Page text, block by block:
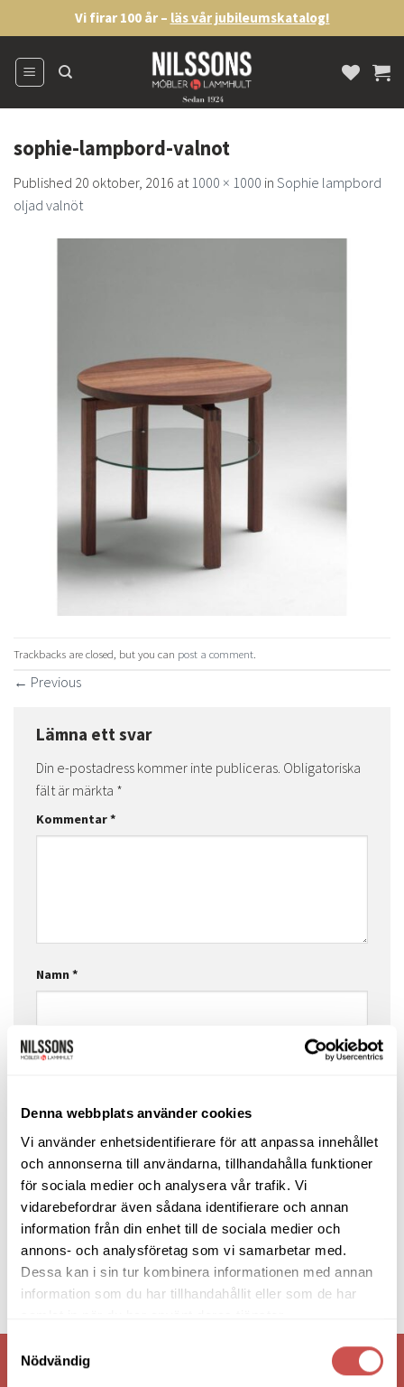
Denna webbplats använder cookies
Vi använder enhetsidentifierare för att anpassa innehållet
och annonserna till användarna, tillhandahålla funktioner
för sociala medier och analysera vår trafik. Vi
vidarebefordrar även sådana identifierare och annan
information från din enhet till de sociala medier och
annons- och analysföretag som vi samarbetar med.
Dessa kan i sin tur kombinera informationen med annan
information som du har tillhandahållit eller som de har
Nödvändig
to
content
Vi firar 100 år – läs vår jubileumskatalog!
sophie-lampbord-valnot
Published 20 oktober, 2016 at1000 × 1000 in Sophie lampbord
oljad valnöt
Trackbacks are closed, but you can post a comment
← Previous
Lämna ett svar
Din e-postadress kommer inte publiceras. Obligatoriska
fält är märkta *
Kommentar*
Namn*
E-postadress
Webbplats
VI ÄR: TRYGGHET - SERVICE - KVALITET